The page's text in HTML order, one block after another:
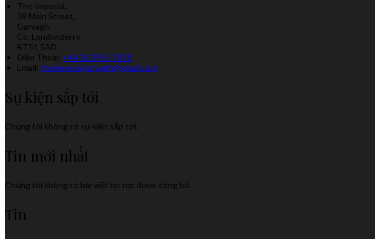
The Imperial,
38 Main Street,
Garvagh,
Co. Londonderry,
BT51 5AD
Điện Thoại: +44 28 2955 7078
Email: theimperialgarvagh@gmail.com
Sự kiện sắp tới
Chúng tôi không có sự kiện sắp tới.
Tin mới nhất
Chúng tôi không có bài viết tin tức được công bố.
Tin